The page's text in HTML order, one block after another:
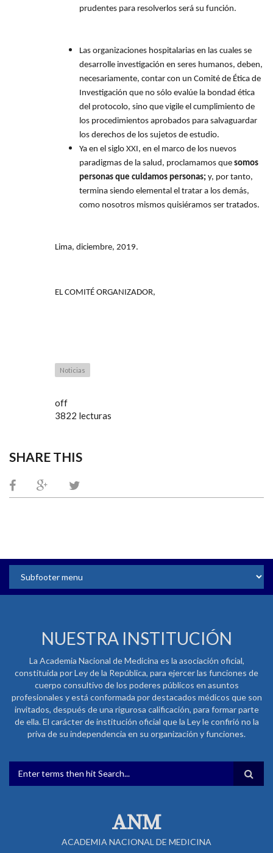
prudentes para resolverlos será su función.
Las organizaciones hospitalarias en las cuales se
desarrolle investigación en seres humanos, deben,
necesariamente, contar con un Comité de Ética de
Investigación que no sólo evalúe la bondad ética
del protocolo, sino que vigile el cumplimiento de
los procedimientos aprobados para salvaguardar
los derechos de los sujetos de estudio.
Ya en el siglo XXI, en el marco de los nuevos
paradigmas de la salud, proclamamos que somos
personas que cuidamos personas; y, por tanto,
termina siendo elemental el tratar a los demás,
como nosotros mismos quisiéramos ser tratados.
Lima, diciembre, 2019.
EL COMITÉ ORGANIZADOR,
Noticias
off
3822 lecturas
SHARE THIS
NUESTRA INSTITUCIÓN
La Academia Nacional de Medicina es la asociación oficial,
constituida por Ley de la República, para ejercer las funciones de
cuerpo consultivo de los poderes públicos en asuntos
profesionales y está conformada por destacados médicos que son
invitados, después de una rigurosa calificación, para formar parte
de ella. El carácter de institución oficial que la Ley le confirió no la
priva de su independencia en su organización y funciones.
FORMULARIO DE BÚSQUEDA
ANM
ACADEMIA NACIONAL DE MEDICINA